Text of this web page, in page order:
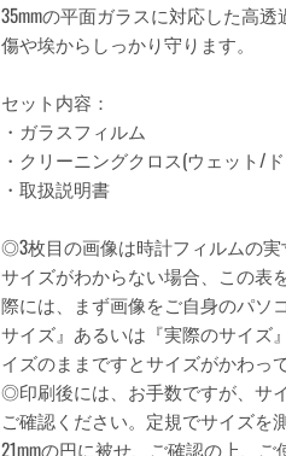
35mmの平面ガラスに対応した高
傷や埃からしっかり守ります。
セット内容：
・ガラスフィルム
・クリーニングクロス(ウェット/ド
・取扱説明書
◎3枚目の画像は時計フィルムの
サイズがわからない場合、この表
際には、まず画像をご自身のパソ
サイズ』あるいは『実際のサイズ
イズのままですとサイズがかわっ
◎印刷後には、お手数ですが、サ
ご確認ください。定規でサイズを
21mmの円に被せ、ご確認の上、